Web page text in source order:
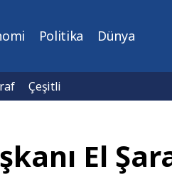
Politika Dünya
Çeşitli
El